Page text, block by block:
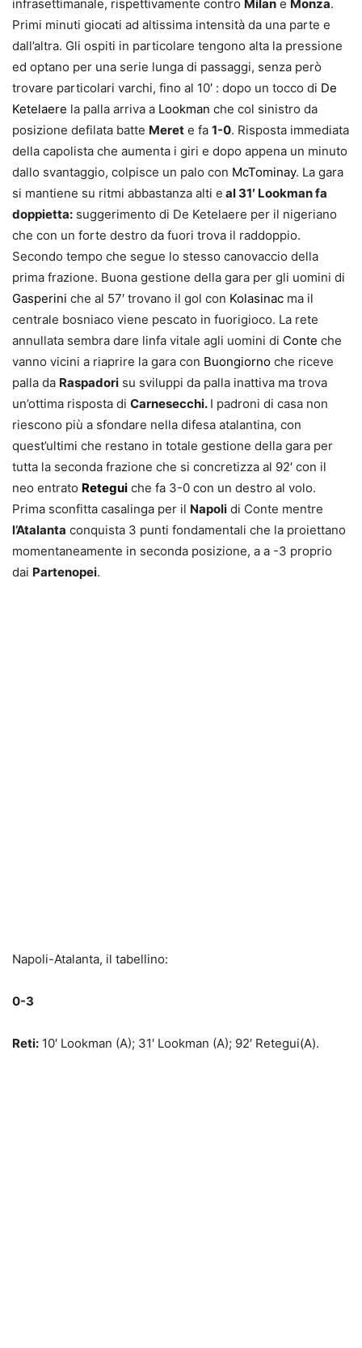
infrasettimanale, rispettivamente contro Milan e Monza.
Primi minuti giocati ad altissima intensità da una parte e
dall’altra. Gli ospiti in particolare tengono alta la pressione
ed optano per una serie lunga di passaggi, senza però
trovare particolari varchi, fino al 10′ : dopo un tocco di De
Ketelaere la palla arriva a Lookman che col sinistro da
posizione defilata batte Meret e fa 1-0. Risposta immediata
della capolista che aumenta i giri e dopo appena un minuto
dallo svantaggio, colpisce un palo con McTominay. La gara
si mantiene su ritmi abbastanza alti e al 31′ Lookman fa
doppietta: suggerimento di De Ketelaere per il nigeriano
che con un forte destro da fuori trova il raddoppio.
Secondo tempo che segue lo stesso canovaccio della
prima frazione. Buona gestione della gara per gli uomini di
Gasperini che al 57′ trovano il gol con Kolasinac ma il
centrale bosniaco viene pescato in fuorigioco. La rete
annullata sembra dare linfa vitale agli uomini di Conte che
vanno vicini a riaprire la gara con Buongiorno che riceve
palla da Raspadori su sviluppi da palla inattiva ma trova
un’ottima risposta di Carnesecchi. I padroni di casa non
riescono più a sfondare nella difesa atalantina, con
quest’ultimi che restano in totale gestione della gara per
tutta la seconda frazione che si concretizza al 92′ con il
neo entrato Retegui che fa 3-0 con un destro al volo.
Prima sconfitta casalinga per il Napoli di Conte mentre
l’Atalanta conquista 3 punti fondamentali che la proiettano
momentaneamente in seconda posizione, a a -3 proprio
dai Partenopei.
Napoli-Atalanta, il tabellino:
0-3
Reti: 10′ Lookman (A); 31′ Lookman (A); 92′ Retegui(A).